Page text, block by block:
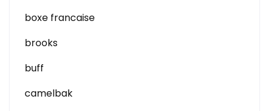
boxe francaise
brooks
buff
camelbak